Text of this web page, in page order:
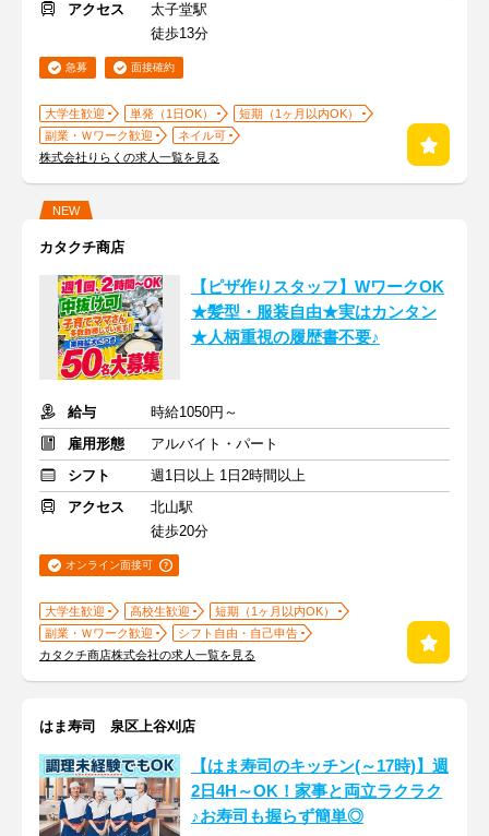
アクセス
太子堂駅
徒歩13分
急募 面接確約
大学生歓迎 単発（1日OK）
短期（1ヶ月以内OK）
副業・Ｗワーク歓迎
ネイル可
株式会社りらくの求人一覧を見る
NEW
カタクチ商店
【ピザ作りスタッフ】WワークOK
★髪型・服装自由★実はカンタン
★人柄重視の履歴書不要♪
給与
時給1050円～
雇用形態
アルバイト・パート
シフト
週1日以上 1日2時間以上
アクセス
北山駅
徒歩20分
オンライン面接可
大学生歓迎 高校生歓迎
短期（1ヶ月以内OK）
副業・Ｗワーク歓迎
シフト自由・自己申告
カタクチ商店株式会社の求人一覧を見る
はま寿司 泉区上谷刈店
【はま寿司のキッチン(～17時)】週
2日4H～OK！家事と両立ラクラク
♪お寿司も握らず簡単◎